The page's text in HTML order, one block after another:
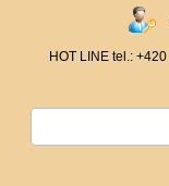
HOT LINE tel.: +420